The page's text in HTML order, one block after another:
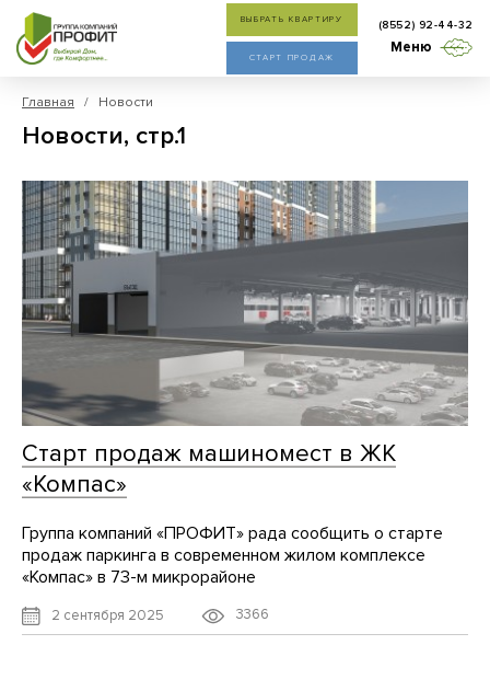
ВЫБРАТЬ КВАРТИРУ
СТАРТ ПРОДАЖ
(8552) 92-44-32
Меню
Главная / Новости
Новости, стр.1
Старт продаж машиномест в ЖК
«Компас»
Группа компаний «ПРОФИТ» рада сообщить о старте
продаж паркинга в современном жилом комплексе
«Компас» в 73-м микрорайоне
2 сентября 2025 3366